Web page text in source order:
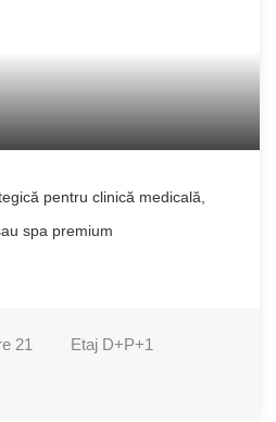
pentru clinică medicală,
spa premium
21 Etaj D+P+1